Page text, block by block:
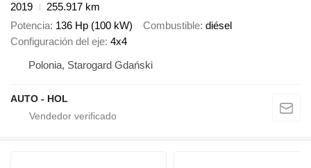
2019
255.917 km
Potencia 136 Hp (100 kW) Combustible diésel
Configuración del eje 4x4
Polonia, Starogard Gdański
AUTO - HOL